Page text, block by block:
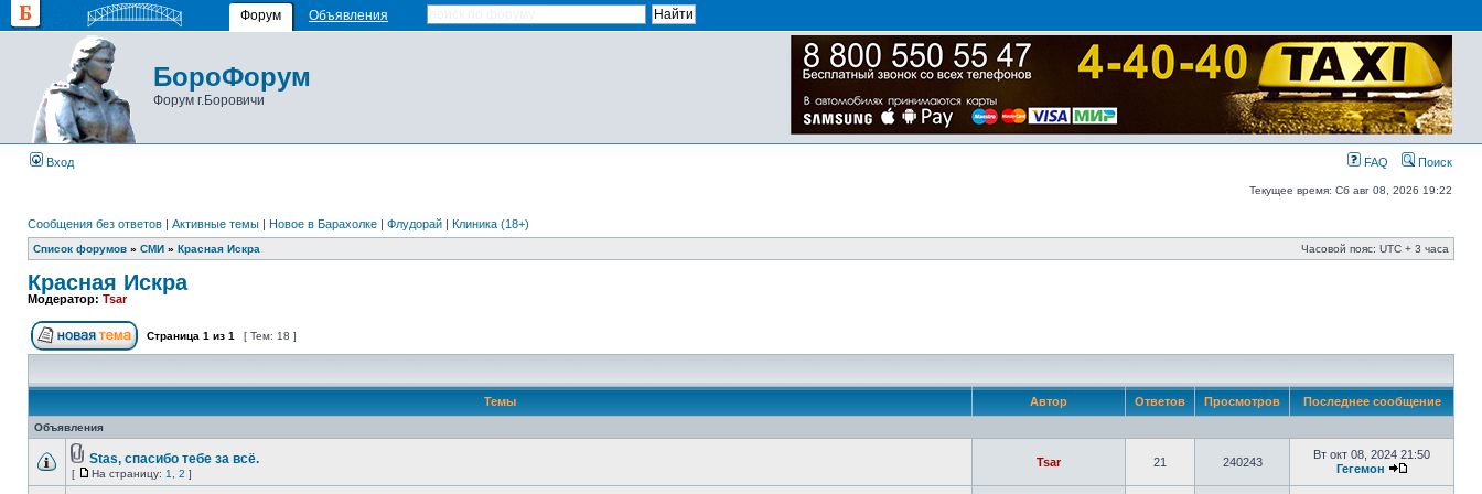
Форум Объявления
БороФорум
Форум г.Боровичи
Вход FAQ Поиск
Текущее время: Сб авг 08, 2026 19:22
Сообщения без ответов | Активные темы | Новое в Барахолке | Флудорай | Клиника (18+)
Список форумов » СМИ » Красная Искра Часовой пояс: UTC + 3 часа
Красная Искра
Модератор: Tsar
Страница 1 из 1 [ Тем: 18 ]
Темы Автор Ответов Просмотров Последнее сообщение
Объявления
Stas, спасибо тебе за всё.
[ На страницу: 1 2 ]
Tsar 21 240243
Вт окт 08, 2024 21:50
Гегемон